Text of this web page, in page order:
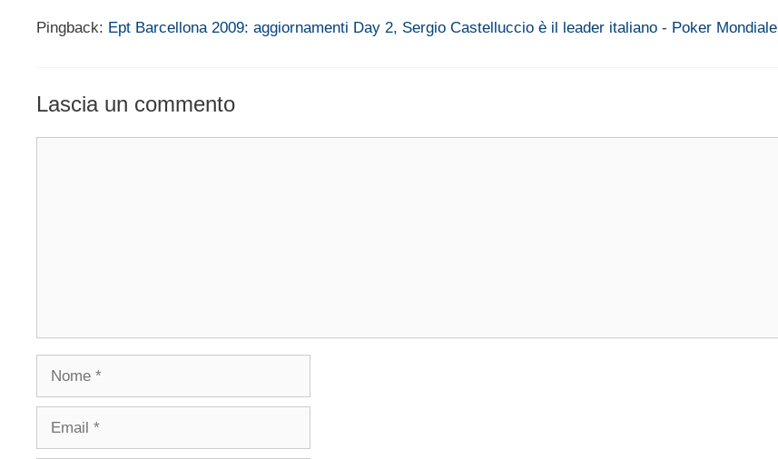
Pingback: Ept Barcellona 2009: aggiornamenti Day 2, Sergio Castelluccio è il leader italiano - Poker Mondiale
Lascia un commento